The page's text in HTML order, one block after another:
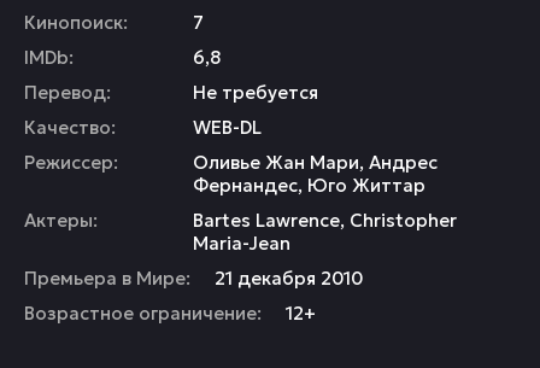
Кинопоиск:
7
IMDb:
6,8
Перевод:
Не требуется
Качество:
WEB-DL
Режиссер:
Оливье Жан Мари, Андрес
Фернандес, Юго Життар
Актеры:
Bartes Lawrence, Christopher
Maria-Jean
Премьера в Мире:
21 декабря 2010
Возрастное ограничение:
12+